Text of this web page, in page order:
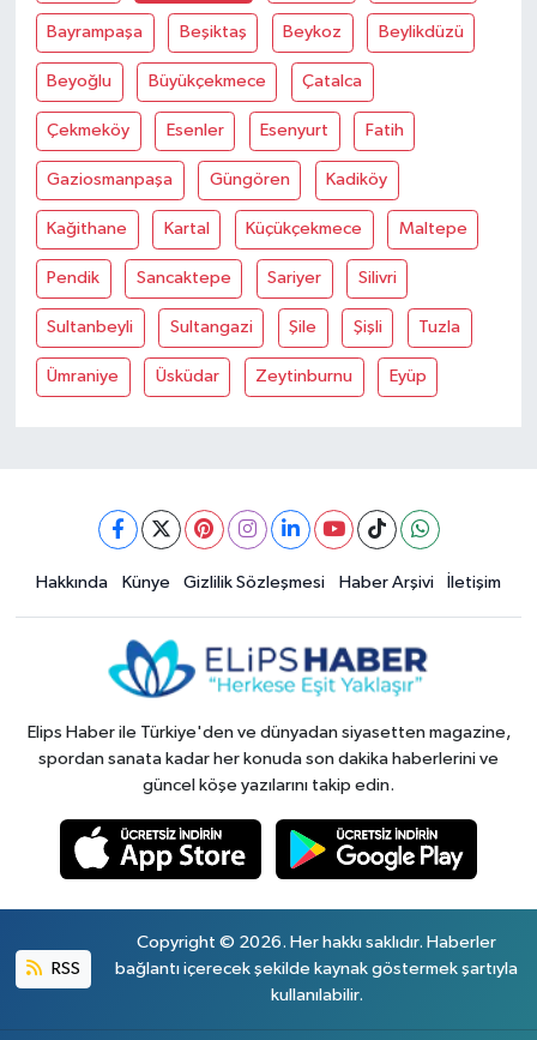
Bayrampaşa Beşiktaş Beykoz Beylikdüzü
Beyoğlu Büyükçekmece Çatalca
Çekmeköy Esenler Esenyurt Fatih
Gaziosmanpaşa Güngören Kadiköy
Kağithane Kartal Küçükçekmece Maltepe
Pendik Sancaktepe Sariyer Silivri
Sultanbeyli Sultangazi Şile Şişli Tuzla
Ümraniye Üsküdar Zeytinburnu Eyüp
Hakkında Künye Gizlilik Sözleşmesi Haber Arşivi İletişim
Elips Haber ile Türkiye'den ve dünyadan siyasetten magazine,
spordan sanata kadar her konuda son dakika haberlerini ve
güncel köşe yazılarını takip edin.
RSS
Copyright © 2026. Her hakkı saklıdır. Haberler
bağlantı içerecek şekilde kaynak göstermek şartıyla
kullanılabilir.